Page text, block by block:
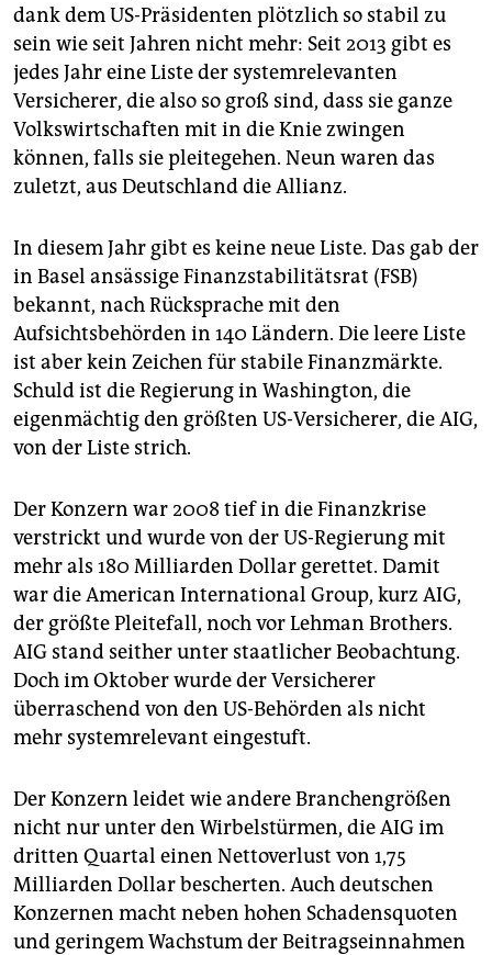
abo
genossenschaft
epaper login
dank dem US-Präsidenten plötzlich so stabil zu
sein wie seit Jahren nicht mehr: Seit 2013 gibt es
jedes Jahr eine Liste der systemrelevanten
Versicherer, die also so groß sind, dass sie ganze
Volkswirtschaften mit in die Knie zwingen
können, falls sie pleitegehen. Neun waren das
zuletzt, aus Deutschland die Allianz.
In diesem Jahr gibt es keine neue Liste. Das gab der
in Basel ansässige Finanzstabilitätsrat (FSB)
bekannt, nach Rücksprache mit den
Aufsichtsbehörden in 140 Ländern. Die leere Liste
ist aber kein Zeichen für stabile Finanzmärkte.
Schuld ist die Regierung in Washington, die
eigenmächtig den größten US-Versicherer, die AIG,
von der Liste strich.
Der Konzern war 2008 tief in die Finanzkrise
verstrickt und wurde von der US-Regierung mit
mehr als 180 Milliarden Dollar gerettet. Damit
war die American International Group, kurz AIG,
der größte Pleitefall, noch vor Lehman Brothers.
AIG stand seither unter staatlicher Beobachtung.
Doch im Oktober wurde der Versicherer
überraschend von den US-Behörden als nicht
mehr systemrelevant eingestuft.
Der Konzern leidet wie andere Branchengrößen
nicht nur unter den Wirbelstürmen, die AIG im
dritten Quartal einen Nettoverlust von 1,75
Milliarden Dollar bescherten. Auch deutschen
Konzernen macht neben hohen Schadensquoten
und geringem Wachstum der Beitragseinnahmen